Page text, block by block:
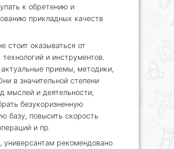
к обретению и
прикладных качеств
стоит оказываться от
и инструментов.
приемы, методики,
в значительной степени
мыслей и деятельности,
безукоризненную
базу, повысить скорость
и пр.
универсантам рекомендовано